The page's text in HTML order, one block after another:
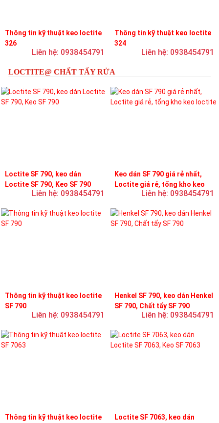
Thông tin kỹ thuật keo loctite
326
Liên hệ: 0938454791
Thông tin kỹ thuật keo loctite
324
Liên hệ: 0938454791
LOCTITE@ CHẤT TẨY RỬA
Loctite SF 790, keo dán
Loctite SF 790, Keo SF 790
Liên hệ: 0938454791
Keo dán SF 790 giá rẻ nhất,
Loctite giá rẻ, tổng kho keo
Liên hệ: 0938454791
Thông tin kỹ thuật keo loctite
SF 790
Liên hệ: 0938454791
Henkel SF 790, keo dán Henkel
SF 790, Chất tẩy SF 790
Liên hệ: 0938454791
Thông tin kỹ thuật keo loctite
Loctite SF 7063, keo dán